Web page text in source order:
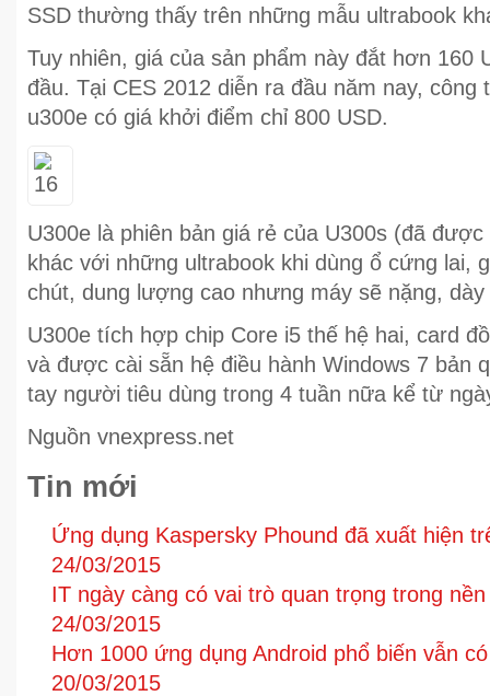
SSD thường thấy trên những mẫu ultrabook
Tuy nhiên, giá của sản phẩm này đắt hơn 160
đầu. Tại CES 2012 diễn ra đầu năm nay, công
u300e có giá khởi điểm chỉ 800 USD.
U300e là phiên bản giá rẻ của U300s (đã
khác với những ultrabook khi dùng ổ cứng lai,
chút, dung lượng cao nhưng máy sẽ nặng,
U300e tích hợp chip Core i5 thế hệ hai, card
và được cài sẵn hệ điều hành Windows 7 bản
tay người tiêu dùng trong 4 tuần nữa kể từ
Nguồn vnexpress.net
Tin mới
Ứng dụng Kaspersky Phound đã xuất hiện
24/03/2015
IT ngày càng có vai trò quan trọng trong
24/03/2015
Hơn 1000 ứng dụng Android phổ biến vẫn
20/03/2015